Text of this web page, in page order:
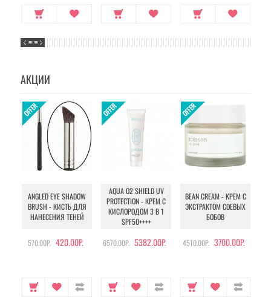
АКЦИИ
ANGLED EYE SHADOW
BRUSH - КИСТЬ ДЛЯ
НАНЕСЕНИЯ ТЕНЕЙ
570.00Р. 420.00Р.
AQUA O2 SHIELD UV
PROTECTION - КРЕМ С
КИСЛОРОДОМ 3 В 1
SPF50++++
6570.00Р. 5382.00Р.
BEAN CREAM - КРЕМ С
ЭКСТРАКТОМ СОЕВЫХ
БОБОВ
4510.00Р. 3700.00Р.